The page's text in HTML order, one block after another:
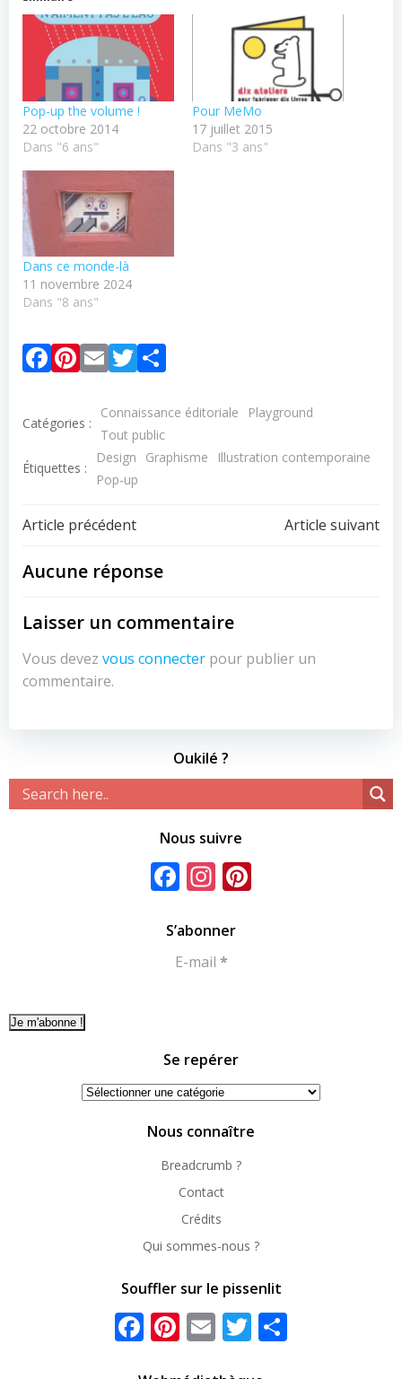
Pop-up the volume !
22 octobre 2014
Dans "6 ans"
Pour MeMo
17 juillet 2015
Dans "3 ans"
Dans ce monde-là
11 novembre 2024
Dans "8 ans"
Facebook
Pinterest
EmailTwitter
Catégories :
Connaissance éditoriale
Playground
Tout public
Étiquettes :
Design Graphisme
Illustration contemporaine
Pop-up
Navigation
de
l’article
Article précédent
Navigation
l’article
Article suivant
Aucune réponse
Laisser un commentaire
Vous devez vous connecter pour publier un
commentaire.
Oukilé ?
Nous suivre
Facebook
Instagram
S’abonner
E-mail *
Se repérer
Se
Nous connaître
Breadcrumb ?
Contact
Crédits
Qui sommes-nous ?
Souffler sur le pissenlit
Facebook
Pinterest
EmailTwitter